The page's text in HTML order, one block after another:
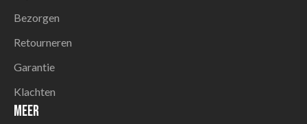
Bezorgen
Retourneren
Garantie
Klachten
Meer